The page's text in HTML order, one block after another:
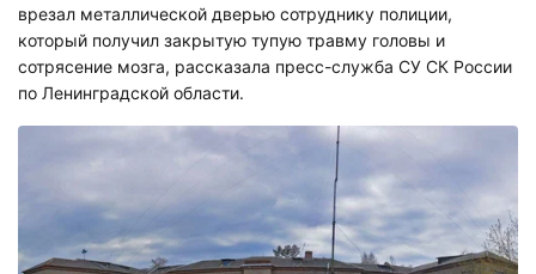
врезал металлической дверью сотруднику полиции,
который получил закрытую тупую травму головы и
сотрясение мозга, рассказала пресс-служба СУ СК России
по Ленинградской области.